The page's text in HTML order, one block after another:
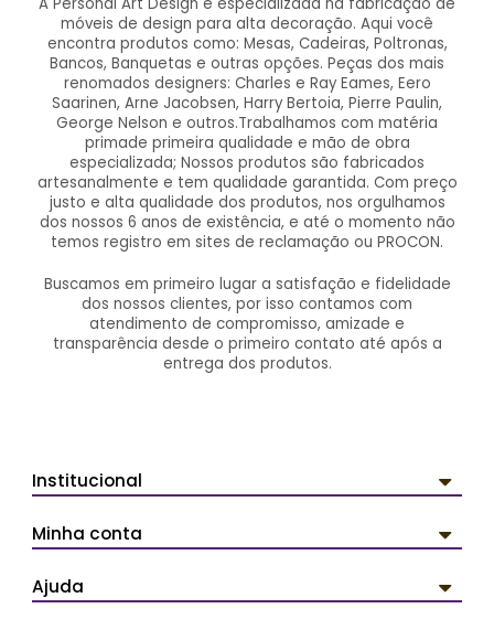
móveis de design para alta decoração. Aqui você
encontra produtos como: Mesas, Cadeiras, Poltronas,
Bancos, Banquetas e outras opções. Peças dos mais
renomados designers: Charles e Ray Eames, Eero
Saarinen, Arne Jacobsen, Harry Bertoia, Pierre Paulin,
George Nelson e outros.Trabalhamos com matéria
primade primeira qualidade e mão de obra
especializada; Nossos produtos são fabricados
artesanalmente e tem qualidade garantida. Com preço
justo e alta qualidade dos produtos, nos orgulhamos
dos nossos 6 anos de existência, e até o momento não
temos registro em sites de reclamação ou PROCON.
Buscamos em primeiro lugar a satisfação e fidelidade
dos nossos clientes, por isso contamos com
atendimento de compromisso, amizade e
transparência desde o primeiro contato até após a
entrega dos produtos.
Institucional
Minha conta
Ajuda